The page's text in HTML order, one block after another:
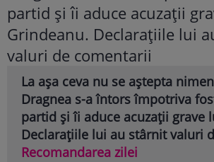
La așa ceva nu se aștepta
Dragnea s-a întors împotriva
partid și îi aduce acuzații grave
Declarațiile lui au stârnit valuri
Recomandarea zilei